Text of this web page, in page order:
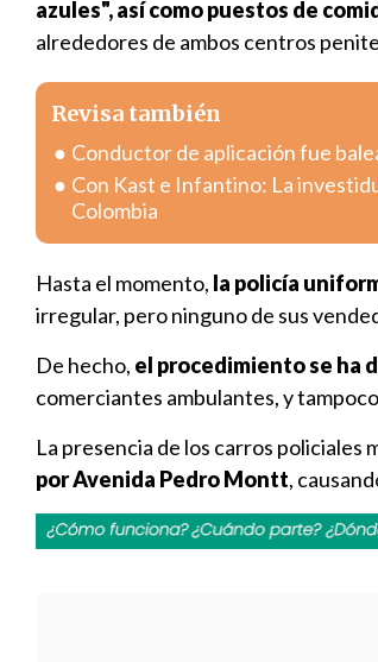
azules", así como puestos de
alrededores de ambos centros
Revisa también
Conductor de aplicación fue
Con Kast e Infantino: La
Colombia
Hasta el momento, la policía
irregular, pero ninguno de sus
De hecho, el procedimiento se ha
comerciantes ambulantes, y
La presencia de los carros policiales
por Avenida Pedro Montt,